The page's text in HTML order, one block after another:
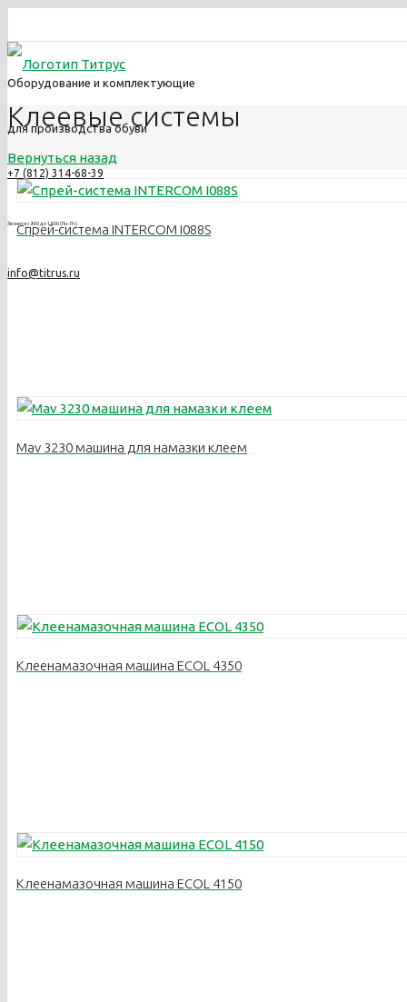
Оборудование и комплектующие
для производства обуви
+7 (812) 314-68-39
Звоните с 9:00 до 18:00 (Пн.-Пт.)
info@titrus.ru
Клеевые системы
Вернуться назад
Спрей-система INTERCOM I088S
Mav 3230 машина для намазки клеем
Клеенамазочная машина ECOL 4350
Клеенамазочная машина ECOL 4150